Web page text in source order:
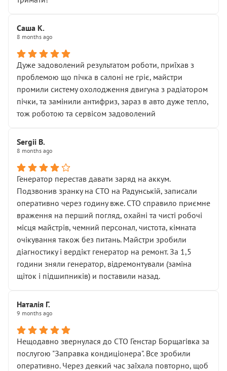
Саша К.
8 months ago
Дуже задоволений результатом роботи, приїхав з
проблемою що пічка в салоні не гріє, майстри
промили систему охолодження двигуна з радіатором
пічки, та замінили антифриз, зараз в авто дуже тепло,
тож роботою та сервісом задоволений
Sergii B.
8 months ago
Генератор перестав давати заряд на аккум.
Подзвонив зранку на СТО на Радунській, записали
оперативно через годину вже. СТО справило приємне
враження на перший погляд, охайні та чисті робочі
місця майстрів, чемний персонал, чистота, кімната
очікування також без питань. Майстри зробили
діагностику і вердікт генератор на ремонт. За 1,5
години зняли генератор, відремонтували (заміна
щіток і підшипників) и поставили назад.
Наталія Г.
9 months ago
Нещодавно звернулася до СТО Генстар Борщагівка за
послугою "Заправка кондиціонера". Все зробили
оперативно. Через деякий час заїхала повторно, щоб